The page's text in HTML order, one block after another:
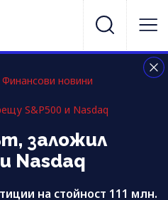
Финансови новини
S&P500 и Nasdaq
заложил
Nasdaq
на стойност 111 млн.